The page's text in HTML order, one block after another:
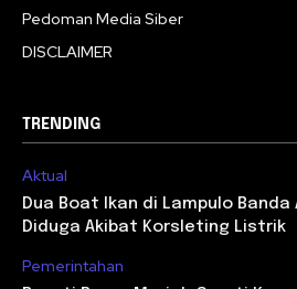
Pedoman Media Siber
DISCLAIMER
TRENDING
Aktual
Dua Boat Ikan di Lampulo Banda
Diduga Akibat Korsleting Listrik
Pemerintahan